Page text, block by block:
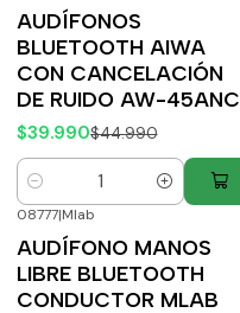
AUDÍFONOS
BLUETOOTH AIWA
CON CANCELACIÓN
DE RUIDO AW-45ANC
$39.990$44.990
Cantidad
08777|Mlab
AUDÍFONO MANOS
LIBRE BLUETOOTH
CONDUCTOR MLAB